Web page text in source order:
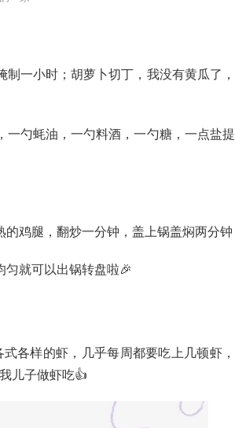
一小时；胡萝卜切丁，我没有黄瓜了，
勺蚝油，一勺料酒，一勺糖，一点盐提
鸡腿，翻炒一分钟，盖上锅盖焖两分钟
就可以出锅转盘啦🎉
各样的虾，几乎每周都要吃上几顿虾，
儿子做虾吃👍